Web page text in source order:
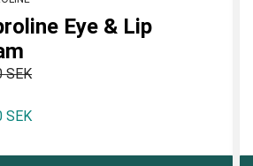
Eye & Lip
SEK
SEK